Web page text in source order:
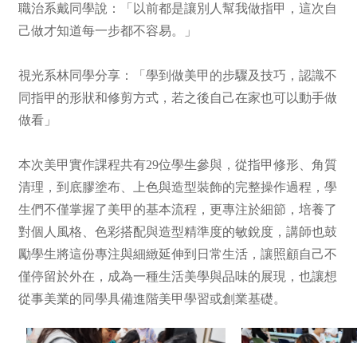
職治系戴同學說：「以前都是讓別人幫我做指甲，這次自
己做才知道每一步都不容易。」
視光系林同學分享：「學到做美甲的步驟及技巧，認識不
同指甲的形狀和修剪方式，若之後自己在家也可以動手做
做看」
本次美甲實作課程共有29位學生參與，從指甲修形、角質
清理，到底膠塗布、上色與造型裝飾的完整操作過程，學
生們不僅掌握了美甲的基本流程，更專注於細節，培養了
對個人風格、色彩搭配與造型精準度的敏銳度，講師也鼓
勵學生將這份專注與細緻延伸到日常生活，讓照顧自己不
僅停留於外在，成為一種生活美學與品味的展現，也讓想
從事美業的同學具備進階美甲學習或創業基礎。